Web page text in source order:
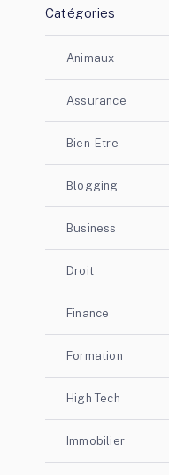
Catégories
Animaux
Assurance
Bien-Etre
Blogging
Business
Droit
Finance
Formation
High Tech
Immobilier